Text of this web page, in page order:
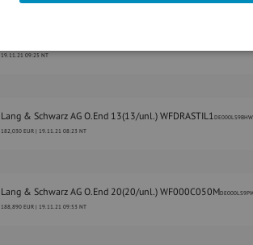
19.11.21 09:25 NT
Lang & Schwarz AG O.End 13(13/unl.) WFDRASTIL1
182,030 EUR | 19.11.21 08:23 NT
Lang & Schwarz AG O.End 20(20/unl.) WF000C050M
188,890 EUR | 19.11.21 09:53 NT